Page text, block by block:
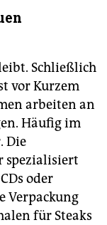
Schließlich
vor Kurzem
arbeiten an
Häufig im
Die
spezialisiert
oder
Verpackung
für Steaks